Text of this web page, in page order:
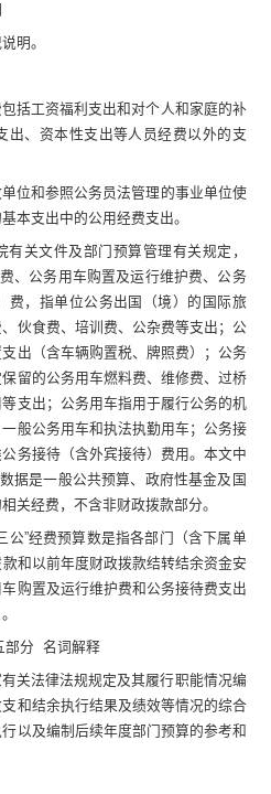
明。
括工资福利支出和对个人和家庭的补
出、资本性支出等人员经费以外的支
位和参照公务员法管理的事业单位使
本支出中的公用经费支出。
有关文件及部门预算管理有关规定，
、公务用车购置及运行维护费、公务
费，指单位公务出国（境）的国际旅
伙食费、培训费、公杂费等支出；公
出（含车辆购置税、牌照费）；公务
留的公务用车燃料费、维修费、过桥
支出；公务用车指用于履行公务的机
般公务用车和执法执勤用车；公务接
务接待（含外宾接待）费用。 本文中
据是一般公共预算、政府性基金及国
关经费，不含非财政拨款部分。
公”经费预算数是指各部门（含下属单
和以前年度财政拨款结转结余资金安
购置及运行维护费和公务接待费支出
部分 名词解释
关法律法规规定及其履行职能情况编
和结余执行结果及绩效等情况的综合
以及编制后续年度部门预算的参考和